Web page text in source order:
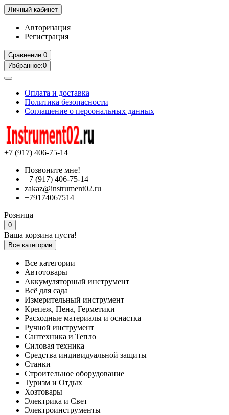
Личный кабинет
Авторизация
Регистрация
Сравнение:0
Избранное:0
Оплата и доставка
Политика безопасности
Соглашение о персональных данных
+7 (917) 406-75-14
Позвоните мне!
+7 (917) 406-75-14
zakaz@instrument02.ru
+79174067514
Розница
0
Ваша корзина пуста!
Все категории
Все категории
Автотовары
Аккумуляторный инструмент
Всё для сада
Измерительный инструмент
Крепеж, Пена, Герметики
Расходные материалы и оснастка
Ручной инструмент
Сантехника и Тепло
Силовая техника
Средства индивидуальной защиты
Станки
Строительное оборудование
Туризм и Отдых
Хозтовары
Электрика и Свет
Электроинструменты